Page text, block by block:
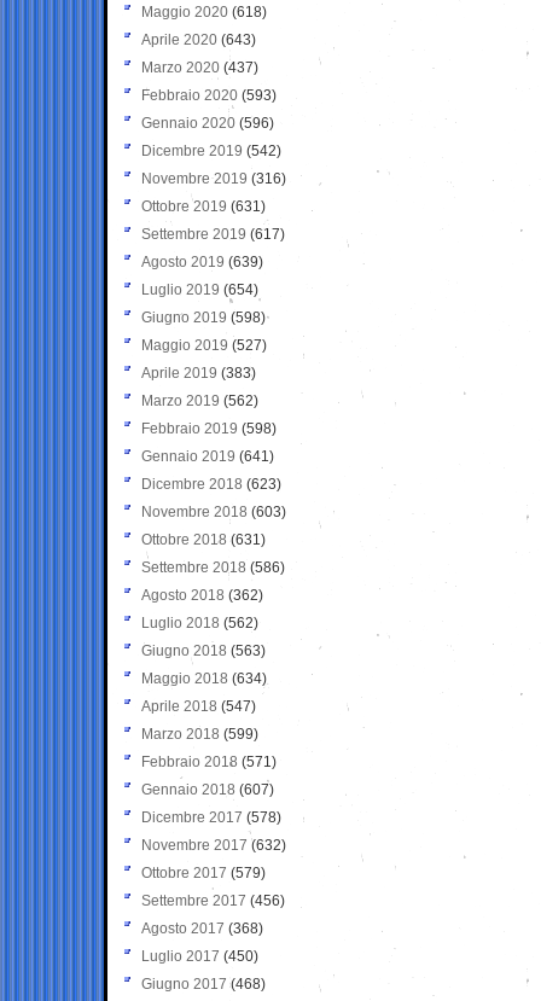
Maggio 2020 (618)
Aprile 2020 (643)
Marzo 2020 (437)
Febbraio 2020 (593)
Gennaio 2020 (596)
Dicembre 2019 (542)
Novembre 2019 (316)
Ottobre 2019 (631)
Settembre 2019 (617)
Agosto 2019 (639)
Luglio 2019 (654)
Giugno 2019 (598)
Maggio 2019 (527)
Aprile 2019 (383)
Marzo 2019 (562)
Febbraio 2019 (598)
Gennaio 2019 (641)
Dicembre 2018 (623)
Novembre 2018 (603)
Ottobre 2018 (631)
Settembre 2018 (586)
Agosto 2018 (362)
Luglio 2018 (562)
Giugno 2018 (563)
Maggio 2018 (634)
Aprile 2018 (547)
Marzo 2018 (599)
Febbraio 2018 (571)
Gennaio 2018 (607)
Dicembre 2017 (578)
Novembre 2017 (632)
Ottobre 2017 (579)
Settembre 2017 (456)
Agosto 2017 (368)
Luglio 2017 (450)
Giugno 2017 (468)